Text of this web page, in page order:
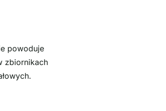
powoduje
zbiornikach